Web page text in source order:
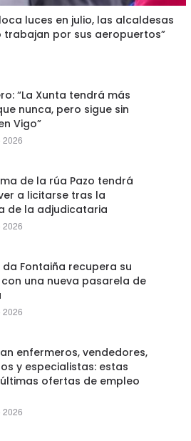
luces en julio, las alcaldesas
trabajan por sus aeropuertos”
“La Xunta tendrá más
nunca, pero sigue sin
Vigo”
2026
de la rúa Pazo tendrá
a licitarse tras la
de la adjudicataria
2026
da Fontaiña recupera su
una nueva pasarela de
2026
enfermeros, vendedores,
y especialistas: estas
ofertas de empleo
2026